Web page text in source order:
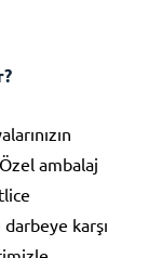
ambalaj
karşı